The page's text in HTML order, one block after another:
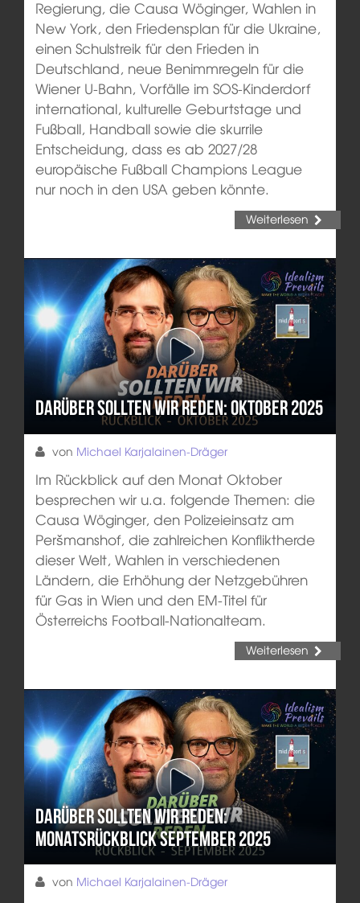
Regierung, die Causa Wöginger, Wahlen in
New York, den Friedensplan für die Ukraine,
einen Schulstreik für den Frieden in
Deutschland, neue Benimmregeln für die
Wiener U-Bahn, Vorfälle im SOS-Kinderdorf
international, kulturelle Geburtstage und
Fußball, Handball sowie die skurrile
Entscheidung, dass es ab 2027/28
europäische Fußball Champions League
nur noch in den USA geben könnte.
Weiterlesen
Darüber sollten wir reden: Oktober 2025
von Michael Karjalainen-Dräger
Im Rückblick auf den Monat Oktober
besprechen wir u.a. folgende Themen: die
Causa Wöginger, den Polizeieinsatz am
Peršmanshof, die zahlreichen Konfliktherde
dieser Welt, Wahlen in verschiedenen
Ländern, die Erhöhung der Netzgebühren
für Gas in Wien und den EM-Titel für
Österreichs Football-Nationalteam.
Weiterlesen
Darüber sollten wir reden:
Monatsrückblick September 2025
von Michael Karjalainen-Dräger